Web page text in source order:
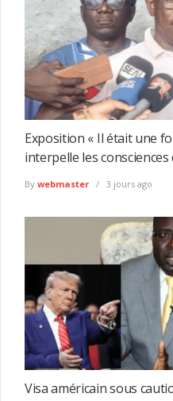
Exposition « Il était une
interpelle les
By webmaster 3 jours ago
Visa américain sous